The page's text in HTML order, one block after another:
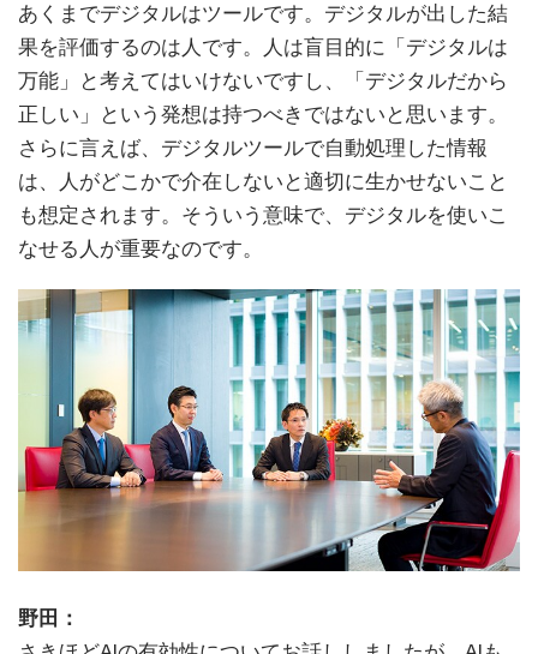
あくまでデジタルはツールです。デジタルが出した結
果を評価するのは人です。人は盲目的に「デジタルは
万能」と考えてはいけないですし、「デジタルだから
正しい」という発想は持つべきではないと思います。
さらに言えば、デジタルツールで自動処理した情報
は、人がどこかで介在しないと適切に生かせないこと
も想定されます。そういう意味で、デジタルを使いこ
なせる人が重要なのです。
野田：